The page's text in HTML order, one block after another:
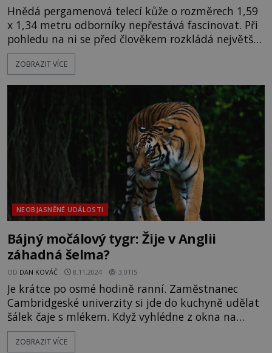
Hnědá pergamenová telecí kůže o rozměrech 1,59
x 1,34 metru odborníky nepřestává fascinovat. Při
pohledu na ni se před člověkem rozkládá největší
dochovaná středověká mapa světa. Zachycuje 420
měst, 33 rostlin a zvířat, 32 lidských i nelidských
představuje dějiny, zeměpis, ale prý také osud
ZOBRAZIT VÍCE
NEOBJASNĚNÉ UDÁLOSTI
Bájný močálový tygr: Žije v Anglii
záhadná šelma?
OD DAN KOVÁČ 8.11.2024 3.0TIS
Je krátce po osmé hodině ranní. Zaměstnanec
Cambridgeské univerzity si jde do kuchyně udělat
šálek čaje s mlékem. Když vyhlédne z okna na
zahradu, nestačí se divit. „Co to proboha je?“
hlesne překvapeně. Ráno 11. dubna 2020 se mu
ZOBRAZIT VÍCE